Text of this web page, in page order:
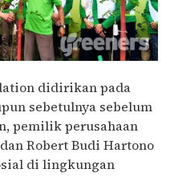
didirikan pada
sebetulnya sebelum
pemilik perusahaan
Robert Budi Hartono
di lingkungan